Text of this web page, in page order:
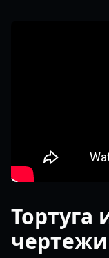
Тортуга
чертежи